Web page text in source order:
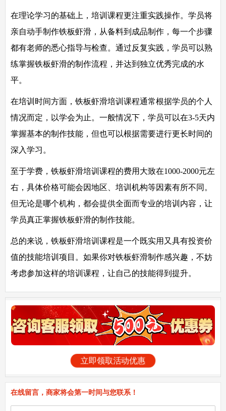
在理论学习的基础上，培训课程更注重实践操作。学员将
亲自动手制作铁板虾滑，从备料到成品制作，每一个步骤
都有老师的悉心指导与检查。通过反复实践，学员可以熟
练掌握铁板虾滑的制作流程，并达到独立优秀完成的水
平。
在培训时间方面，铁板虾滑培训课程通常根据学员的个人
情况而定，以学会为止。一般情况下，学员可以在3-5天内
掌握基本的制作技能，但也可以根据需要进行更长时间的
深入学习。
至于学费，铁板虾滑培训课程的费用大致在1000-2000元左
右，具体价格可能会因地区、培训机构等因素有所不同。
但无论是哪个机构，都会提供全面而专业的培训内容，让
学员真正掌握铁板虾滑的制作技能。
总的来说，铁板虾滑培训课程是一个既实用又具有投资价
值的技能培训项目。如果你对铁板虾滑制作感兴趣，不妨
考虑参加这样的培训课程，让自己的技能得到提升。
立即领取活动优惠
在线留言，商家将会第一时间与您联系！